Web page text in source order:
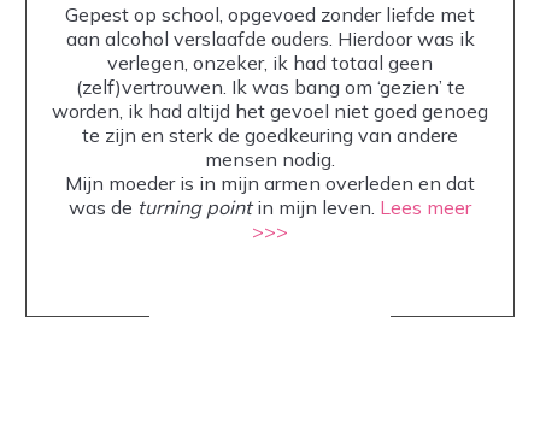
Gepest op school, opgevoed zonder liefde met
aan alcohol verslaafde ouders. Hierdoor was ik
verlegen, onzeker, ik had totaal geen
(zelf)vertrouwen. Ik was bang om ‘gezien’ te
worden, ik had altijd het gevoel niet goed genoeg
te zijn en sterk de goedkeuring van andere
mensen nodig.
Mijn moeder is in mijn armen overleden en dat
was de turning pointin mijn leven. Lees meer
>>>